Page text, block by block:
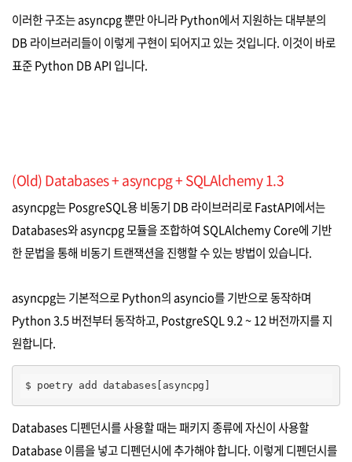
이러한 구조는 asyncpg 뿐만 아니라 Python에서 지원하는 대부분의
DB 라이브러리들이 이렇게 구현이 되어지고 있는 것입니다. 이것이 바로
표준 Python DB API 입니다.
(Old) Databases + asyncpg + SQLAlchemy 1.3
asyncpg는 PosgreSQL용 비동기 DB 라이브러리로 FastAPI에서는
Databases와 asyncpg 모듈을 조합하여 SQLAlchemy Core에 기반
한 문법을 통해 비동기 트랜잭션을 진행할 수 있는 방법이 있습니다.
asyncpg는 기본적으로 Python의 asyncio를 기반으로 동작하며
Python 3.5 버전부터 동작하고, PostgreSQL 9.2 ~ 12 버전까지를 지
원합니다.
$ poetry add databases[asyncpg]
Databases 디펜던시를 사용할 때는 패키지 종류에 자신이 사용할
Database 이름을 넣고 디펜던시에 추가해야 합니다. 이렇게 디펜던시를